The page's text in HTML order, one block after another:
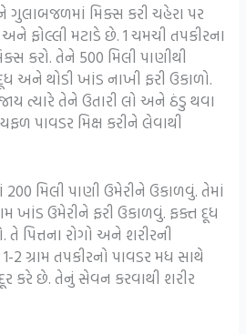
ગુલાબજળમાં મિક્સ કરી ચહેરા પર
ફોલ્લી મટાડે છે. 1 ચમચી તપકીરના
કરો. તેને 500 મિલી પાણીથી
અને થોડી ખાંડ નાખી ફરી ઉકાળો.
ત્યારે તેને ઉતારી લો અને ઠંડુ થવા
પાવડર મિક્ષ કરીને લેવાથી
200 મિલી પાણી ઉમેરીને ઉકાળવું. તેમાં
ખાંડ ઉમેરીને ફરી ઉકાળવું. ફક્ત દૂધ
તે પિત્તના રોગો અને શરીરની
ગ્રામ તપકીરનો પાવડર મધ સાથે
કરે છે. તેનું સેવન કરવાથી શરીર